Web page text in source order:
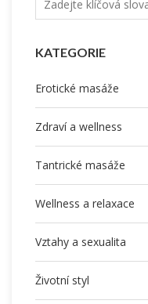
KATEGORIE
Erotické masáže
Zdraví a wellness
Tantrické masáže
Wellness a relaxace
Vztahy a sexualita
Životní styl